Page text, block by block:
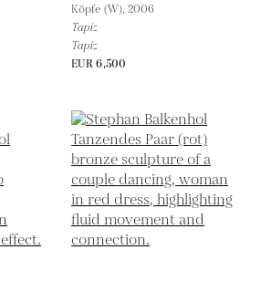
Köpfe (W),2006
Tapíz
Tapíz
EUR 6,500